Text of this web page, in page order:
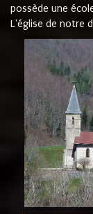
possède une
L'église de notre